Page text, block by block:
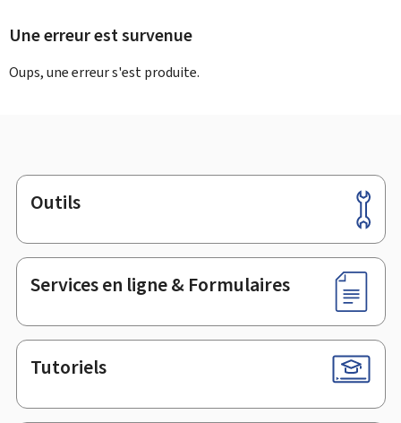
Une erreur est survenue
Oups, une erreur s'est produite.
Pied
de
page
Outils
Services en ligne & Formulaires
Tutoriels